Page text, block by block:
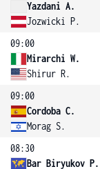
Yazdani A.
Jozwicki P.
09:00
Mirarchi W.
Shirur R.
09:00
Cordoba C.
Morag S.
08:30
Bar Biryukov P.